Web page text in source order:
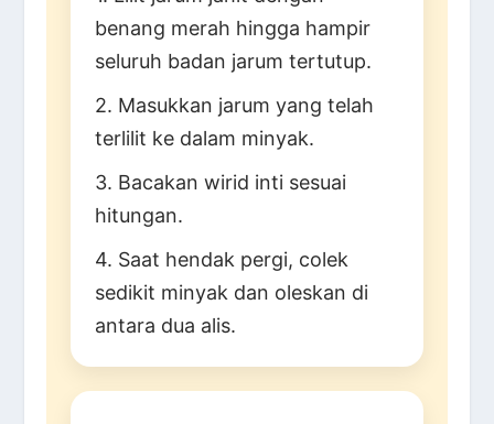
benang merah hingga hampir
seluruh badan jarum tertutup.
2. Masukkan jarum yang telah
terlilit ke dalam minyak.
3. Bacakan wirid inti sesuai
hitungan.
4. Saat hendak pergi, colek
sedikit minyak dan oleskan di
antara dua alis.